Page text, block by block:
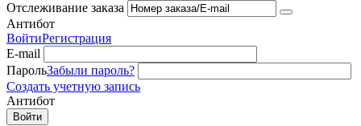
Отслеживание заказа
Антибот
ВойтиРегистрация
E-mail
ПарольЗабыли пароль?
Создать учетную запись
Антибот
Войти